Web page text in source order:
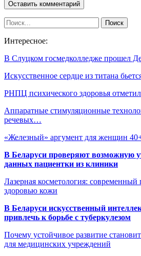
Интересное:
В Слуцком госмедколледже прошел
Искусственное сердце из титана
РНПЦ психического здоровья
Аппаратные стимуляционные
речевых…
«Железный» аргумент для женщин
В Беларуси проверяют возможную
данных пациентки из клиники
Лазерная косметология: современный
здоровью кожи
В Беларуси искусственный
привлечь к борьбе с туберкулезом
Почему устойчивое развитие
для медицинских учреждений